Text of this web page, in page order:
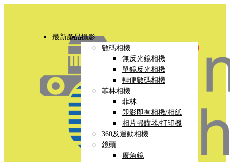
最新產品攝影
數碼相機
無反光鏡相機
單鏡反光相機
輕便數碼相機
菲林相機
菲林
即影即有相機/相紙
相片掃瞄器/打印機
360及運動相機
鏡頭
廣角鏡